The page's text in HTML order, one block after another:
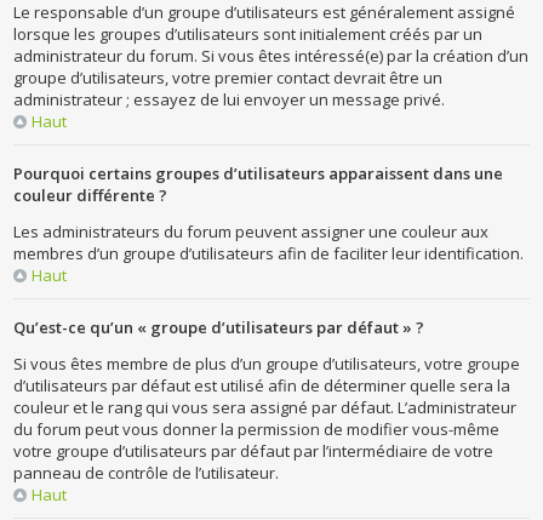
Le responsable d’un groupe d’utilisateurs est généralement assigné
lorsque les groupes d’utilisateurs sont initialement créés par un
administrateur du forum. Si vous êtes intéressé(e) par la création d’un
groupe d’utilisateurs, votre premier contact devrait être un
administrateur ; essayez de lui envoyer un message privé.
Haut
Pourquoi certains groupes d’utilisateurs apparaissent dans une
couleur différente ?
Les administrateurs du forum peuvent assigner une couleur aux
membres d’un groupe d’utilisateurs afin de faciliter leur identification.
Haut
Qu’est-ce qu’un « groupe d’utilisateurs par défaut » ?
Si vous êtes membre de plus d’un groupe d’utilisateurs, votre groupe
d’utilisateurs par défaut est utilisé afin de déterminer quelle sera la
couleur et le rang qui vous sera assigné par défaut. L’administrateur
du forum peut vous donner la permission de modifier vous-même
votre groupe d’utilisateurs par défaut par l’intermédiaire de votre
panneau de contrôle de l’utilisateur.
Haut